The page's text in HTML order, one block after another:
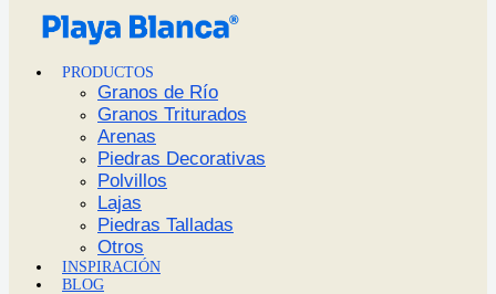
PRODUCTOS
Granos de Río
Granos Triturados
Arenas
Piedras Decorativas
Polvillos
Lajas
Piedras Talladas
Otros
INSPIRACIÓN
BLOG